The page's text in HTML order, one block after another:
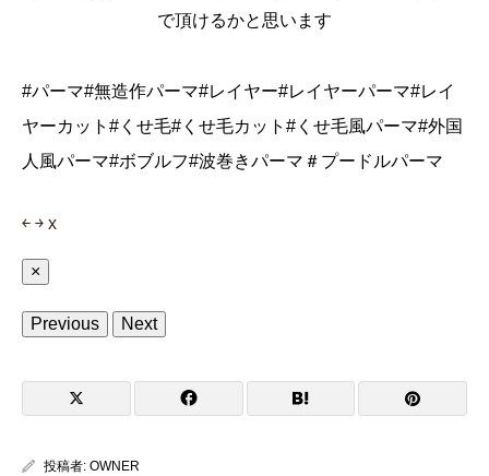
で頂けるかと思います
#パーマ#無造作パーマ#レイヤー#レイヤーパーマ#レイ
ヤーカット#くせ毛#くせ毛カット#くせ毛風パーマ#外国
人風パーマ#ボブルフ#波巻きパーマ＃プードルパーマ
￩ ￫ x
×
Previous Next
投稿者: OWNER